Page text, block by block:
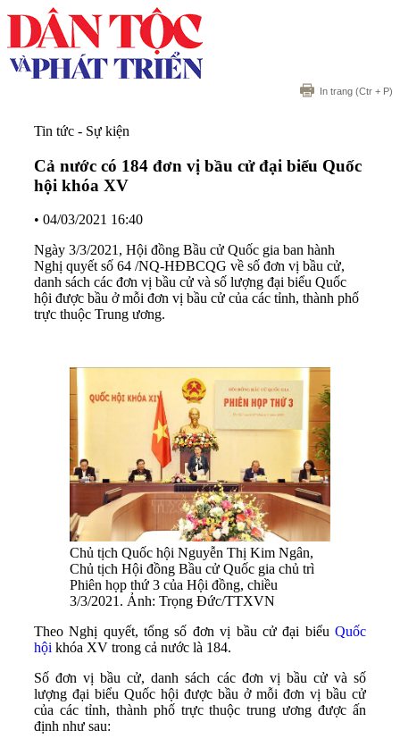
In trang (Ctr + P)
Tin tức - Sự kiện
Cả nước có 184 đơn vị bầu cử đại biểu Quốc
hội khóa XV
• 04/03/2021 16:40
Ngày 3/3/2021, Hội đồng Bầu cử Quốc gia ban hành
Nghị quyết số 64 /NQ-HĐBCQG về số đơn vị bầu cử,
danh sách các đơn vị bầu cử và số lượng đại biểu Quốc
hội được bầu ở mỗi đơn vị bầu cử của các tỉnh, thành phố
trực thuộc Trung ương.
Chủ tịch Quốc hội Nguyễn Thị Kim Ngân,
Chủ tịch Hội đồng Bầu cử Quốc gia chủ trì
Phiên họp thứ 3 của Hội đồng, chiều
3/3/2021. Ảnh: Trọng Đức/TTXVN
Theo Nghị quyết, tổng số đơn vị bầu cử đại biểu Quốc
hội khóa XV trong cả nước là 184.
Số đơn vị bầu cử, danh sách các đơn vị bầu cử và số
lượng đại biểu Quốc hội được bầu ở mỗi đơn vị bầu cử
của các tỉnh, thành phố trực thuộc trung ương được ấn
định như sau: